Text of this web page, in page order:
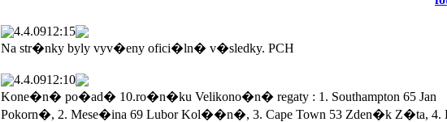
4.4.0912:15
Na str�nky byly vyv�eny ofici�ln� v�sledky. PCH
4.4.0912:10
Kone�n� po�ad� 10.ro�n�ku Velikono�n� regaty : 1. Southampton 65 Jan
Pokorn�, 2. Mese�ina 69 Lubor Kol��n�, 3. Cape Town 53 Zden�k Z�ta, 4.